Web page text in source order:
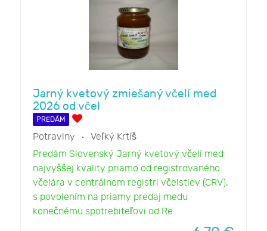
Jarný kvetový zmiešaný včelí med
2026 od včel
PREDÁM
Potraviny
Veľký Krtíš
Predám Slovenský Jarný kvetový včelí med
najvyššej kvality priamo od registrovaného
včelára v centrálnom registri včelstiev (CRV),
s povolením na priamy predaj medu
konečnému spotrebiteľovi od Re